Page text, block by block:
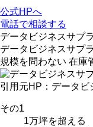
公式HPへ
電話で相談する
データビジネスサプ
データビジネスサプ
規模を問わない 在庫
引用元HP：データビ
その1
1万坪を超える